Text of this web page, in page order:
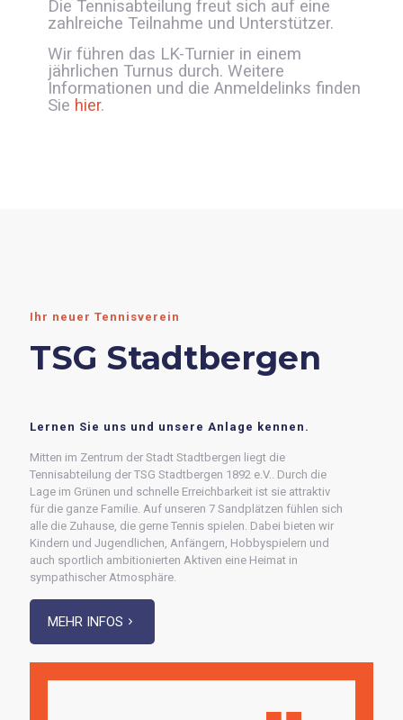
Die Tennisabteilung freut sich auf eine
zahlreiche Teilnahme und Unterstützer.
Wir führen das LK-Turnier in einem
jährlichen Turnus durch. Weitere
Informationen und die Anmeldelinks finden
Sie hier.
Ihr neuer Tennisverein
TSG Stadtbergen
Lernen Sie uns und unsere Anlage kennen.
Mitten im Zentrum der Stadt Stadtbergen liegt die
Tennisabteilung der TSG Stadtbergen 1892 e.V.. Durch die
Lage im Grünen und schnelle Erreichbarkeit ist sie attraktiv
für die ganze Familie. Auf unseren 7 Sandplätzen fühlen sich
alle die Zuhause, die gerne Tennis spielen. Dabei bieten wir
Kindern und Jugendlichen, Anfängern, Hobbyspielern und
auch sportlich ambitionierten Aktiven eine Heimat in
sympathischer Atmosphäre.
MEHR INFOS